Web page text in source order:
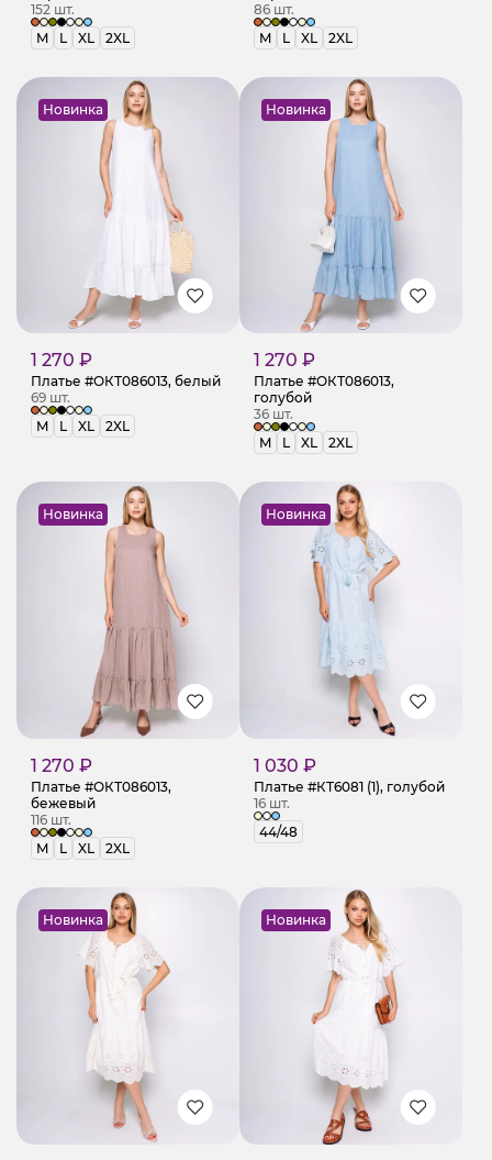
152 шт.
M
L XL 2XL
86 шт.
M
L XL 2XL
Новинка
1 270 ₽
Платье #ОКТ086013, белый
69 шт.
M
L XL 2XL
Новинка
1 270 ₽
Платье #ОКТ086013,
голубой
36 шт.
M
L XL 2XL
Новинка
1 270 ₽
Платье #ОКТ086013,
бежевый
116 шт.
M
L XL 2XL
Новинка
1 030 ₽
Платье #КТ6081 (1), голубой
16 шт.
44/48
Новинка Новинка